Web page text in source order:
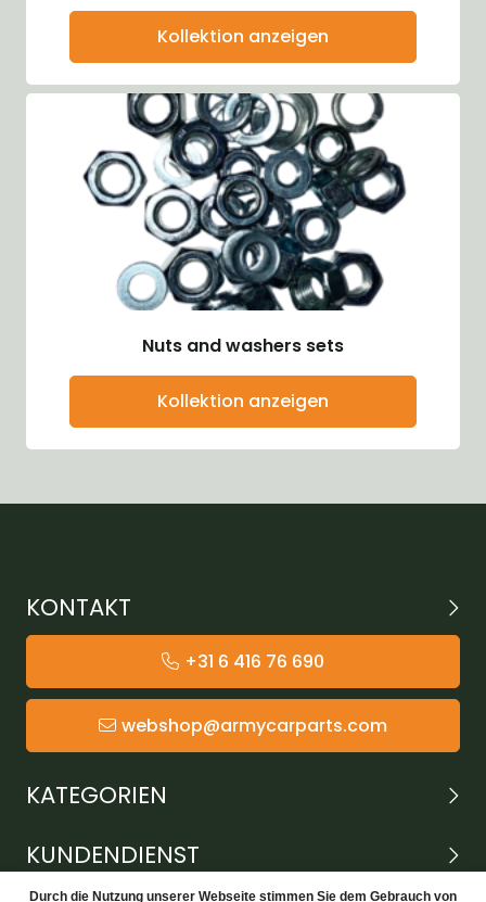
Kollektion anzeigen
Nuts and washers sets
Kollektion anzeigen
KONTAKT
+31 6 416 76 690
webshop@armycarparts.com
KATEGORIEN
KUNDENDIENST
Durch die Nutzung unserer Webseite stimmen Sie dem Gebrauch von